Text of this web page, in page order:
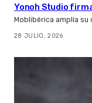
Yonoh Studio
Moblibérica amplía
28 JULIO, 2026